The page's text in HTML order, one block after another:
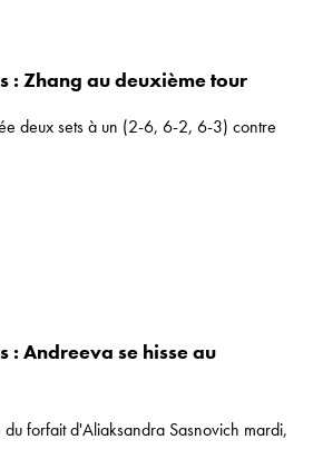
: Zhang au deuxième tour
deux sets à un (2-6, 6-2, 6-3) contre
: Andreeva se hisse au
forfait d'Aliaksandra Sasnovich mardi,